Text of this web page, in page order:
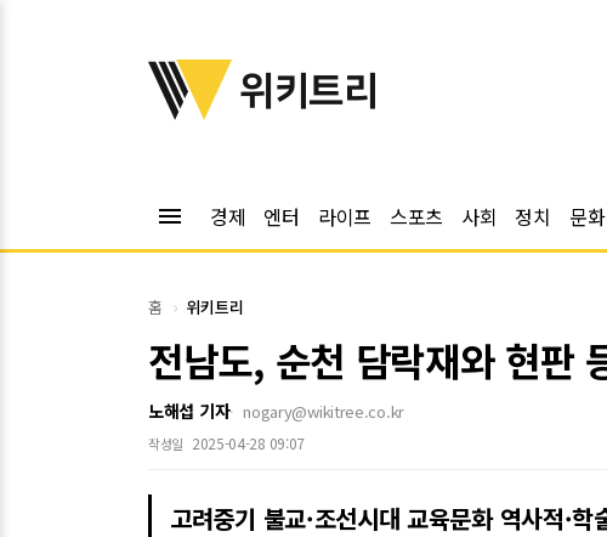
위키트리
위키트리
menu 경제 엔터 라이프 스포츠 사회 정치 문화
홈 위키트리
전남도, 순천 담락재와 현판
노해섭 기자 nogary@wikitree.co.kr
작성일 2025-04-28 09:07
고려중기 불교·조선시대 교육문화 역사적·학